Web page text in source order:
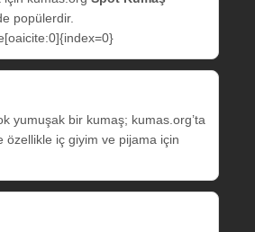
popülerdir.
yumuşak bir kumaş; kumas.org’ta
özellikle iç giyim ve pijama için